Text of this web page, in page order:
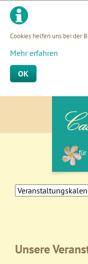
Cookies helfen uns bei der
Mehr erfahren
OK
überspringen
Navigation
Unsere